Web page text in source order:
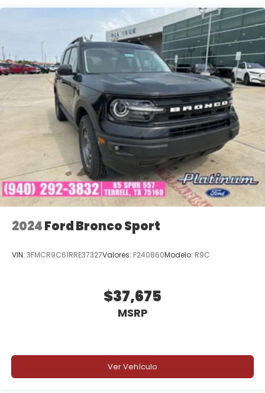
Metallic We are family owned and we want you to
feel that you can decide what to add to your new
ride! This is our SouthWest Promise! See our website
www.southwestford.com and check out our
promise to you! 4WD 8-Speed Automatic 1.5L
EcoBoost
25/30 City/Highway MPG Price includes: $2250 -
Retail Customer Cash $250 - Bonus Cash
2024Ford Bronco Sport
VIN: 3FMCR9C61RRE37327Valores: F240860Modelo: R9C
$37,675
MSRP
Ver Vehículo